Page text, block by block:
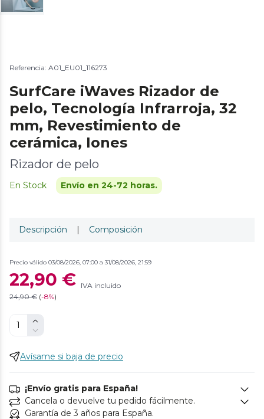
Referencia: A01_EU01_116273
SurfCare iWaves Rizador de
pelo, Tecnología Infrarroja, 32
mm, Revestimiento de
cerámica, Iones
Rizador de pelo
En Stock Envío en 24-72 horas.
Descripción | Composición
Precio válido 03/08/2026, 07:00 a 31/08/2026, 21:59
22,90 € IVA incluido
24,90 € (-8%)
Avísame si baja de precio
¡Envío gratis para España!
Cancela o devuelve tu pedido fácilmente.
Garantía de 3 años para España.